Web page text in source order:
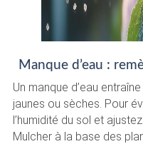
Manque d’eau :
Un manque d’eau
jaunes ou sèches. Pour
l’humidité du sol et
Mulcher à la base des